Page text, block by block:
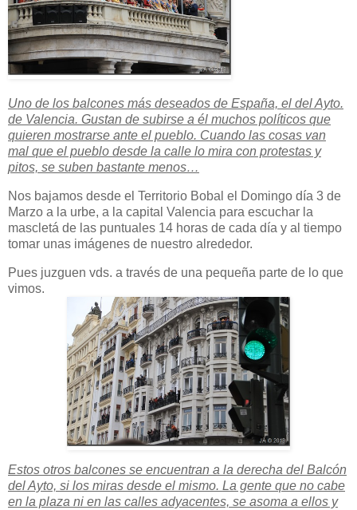
Uno de los balcones más deseados de España, el del Ayto.
de Valencia. Gustan de subirse a él muchos políticos que
quieren mostrarse ante el pueblo. Cuando las cosas van
mal que el pueblo desde la calle lo mira con protestas y
pitos, se suben bastante menos…
Nos bajamos desde el Territorio Bobal el Domingo día 3 de
Marzo a la urbe, a la capital Valencia para escuchar la
mascletá de las puntuales 14 horas de cada día y al tiempo
tomar unas imágenes de nuestro alrededor.
Pues juzguen vds. a través de una pequeña parte de lo que
vimos.
Estos otros balcones se encuentran a la derecha del Balcón
del Ayto, si los miras desde el mismo. La gente que no cabe
en la plaza ni en las calles adyacentes, se asoma a ellos y